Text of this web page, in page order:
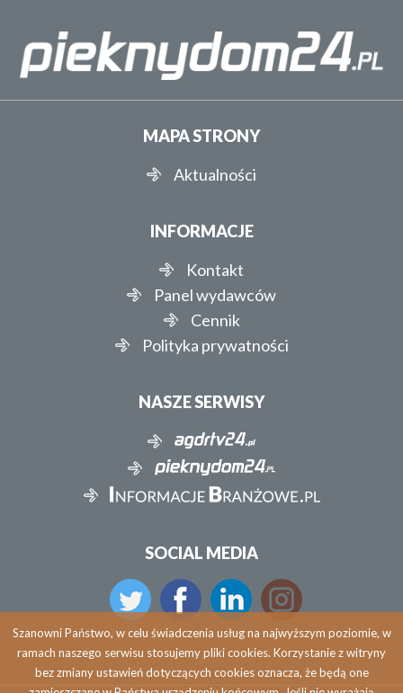
MAPA STRONY
Aktualności
INFORMACJE
Kontakt
Panel wydawców
Cennik
Polityka prywatności
NASZE SERWISY
SOCIAL MEDIA
Szanowni Państwo, w celu świadczenia usług na najwyższym poziomie, w
ramach naszego serwisu stosujemy pliki cookies. Korzystanie z witryny
bez zmiany ustawień dotyczących cookies oznacza, że będą one